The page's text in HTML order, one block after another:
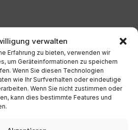
verwalten
Erfahrung zu bieten, verwenden wir
um Geräteinformationen zu speichern
Wenn Sie diesen Technologien
wie Ihr Surfverhalten oder eindeutige
Wenn Sie nicht zustimmen oder
kann dies bestimmte Features und